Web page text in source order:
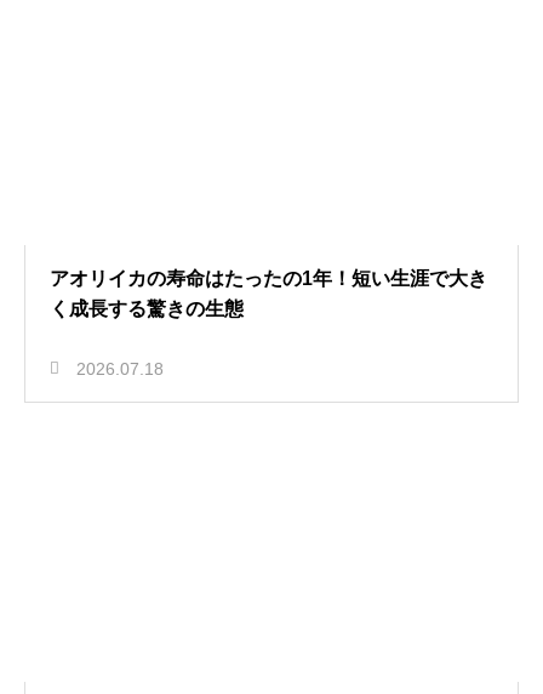
アオリイカの寿命はたったの1年！短い生涯で大き
く成長する驚きの生態
2026.07.18